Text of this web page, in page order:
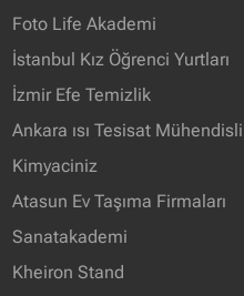
Foto Life Akademi
İstanbul Kız Öğrenci Yurtları
İzmir Efe Temizlik
Ankara ısı Tesisat
Kimyaciniz
Atasun Ev Taşıma Firmaları
Sanatakademi
Kheiron Stand